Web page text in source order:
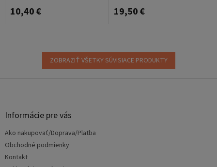
10,40 € 19,50 €
ZOBRAZIŤ VŠETKY SÚVISIACE PRODUKTY
Informácie pre vás
Ako nakupovať/Doprava/Platba
Obchodné podmienky
Kontakt